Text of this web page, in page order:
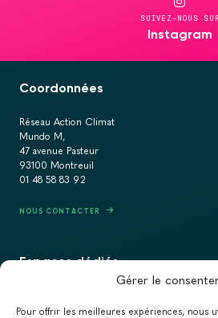
Gérer le
Pour offrir les meilleures expériences, nous
SUIVEZ-NOUS SUR
Instagram
Coordonnées
Réseau Action Climat
Mundo M,
47 avenue Pasteur
93100 Montreuil
01 48 58 83 92
NOUS CONTACTER
Espaces dédiés